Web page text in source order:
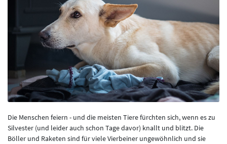
Die Menschen feiern - und die meisten Tiere fürchten sich, wenn es zu
Silvester (und leider auch schon Tage davor) knallt und blitzt. Die
Böller und Raketen sind für viele Vierbeiner ungewöhnlich und sie